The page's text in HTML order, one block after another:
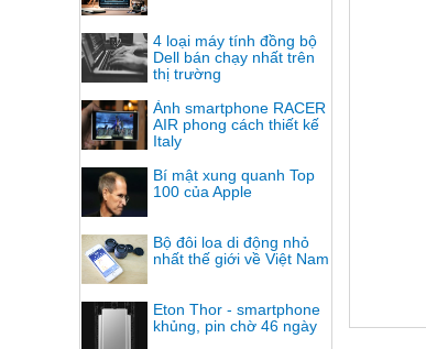
4 loại máy tính đồng bộ
Dell bán chạy nhất trên
thị trường
Ảnh smartphone RACER
AIR phong cách thiết kế
Italy
Bí mật xung quanh Top
100 của Apple
Bộ đôi loa di động nhỏ
nhất thế giới về Việt Nam
Eton Thor - smartphone
khủng, pin chờ 46 ngày